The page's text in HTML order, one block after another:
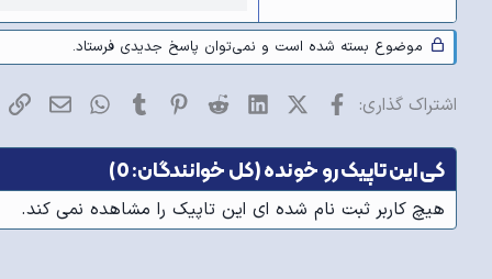
۲- از
●
۳- مسئولیت
کلیپ
موضوع بسته شده است و نمی‌توان پاسخ جدیدی فرستاد.
اشتراک گذاری: فیسبوک X (Twitter)
LinkedIn
Reddit
Pinterest
Tumblr
WhatsApp
ایمیل
کی این تاپیک رو خونده (کل خوانندگان: 0)
هیچ کاربر ثبت نام شده ای این تاپیک را مشاهده نمی کند.